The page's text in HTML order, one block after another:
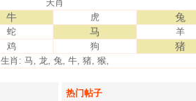
天肖
牛 虎
兔
蛇 马 羊
鸡 狗 猪
生肖: 马, 龙, 兔, 牛, 猪, 猴,
热门帖子